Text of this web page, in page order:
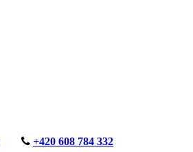
+420 608 784 332